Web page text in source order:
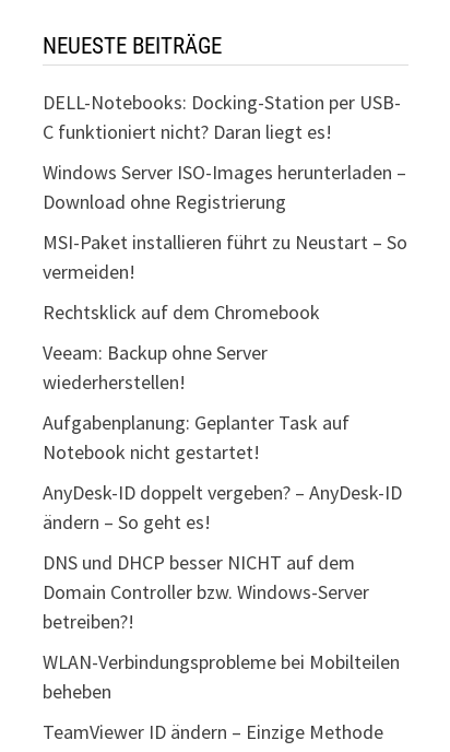
NEUESTE BEITRÄGE
DELL-Notebooks: Docking-Station per USB-
C funktioniert nicht? Daran liegt es!
Windows Server ISO-Images herunterladen –
Download ohne Registrierung
MSI-Paket installieren führt zu Neustart – So
vermeiden!
Rechtsklick auf dem Chromebook
Veeam: Backup ohne Server
wiederherstellen!
Aufgabenplanung: Geplanter Task auf
Notebook nicht gestartet!
AnyDesk-ID doppelt vergeben? – AnyDesk-ID
ändern – So geht es!
DNS und DHCP besser NICHT auf dem
Domain Controller bzw. Windows-Server
betreiben?!
WLAN-Verbindungsprobleme bei Mobilteilen
beheben
TeamViewer ID ändern – Einzige Methode